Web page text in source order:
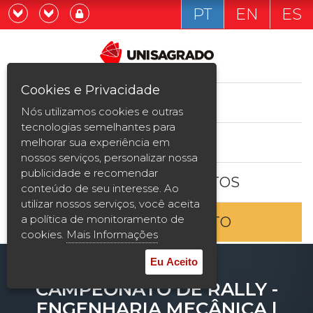
Graduação
Pós-graduação e MBA
Curta Duração
Vestibular
2ª Graduação
Transferência
Reingresso
Já sou estudande
Quero ser estudante
PT EN ES
ESTUDE AQUI
BOLSAS E DESCONTOS
ENTRE EM CONTATO
CAMPEONATO DE RALLY -
Cookies e Privacidade
Nós utilizamos cookies e outras
tecnologias semelhantes para
melhorar sua experiência em
nossos serviços, personalizar nossa
publicidade e recomendar
conteúdo de seu interesse. Ao
utilizar nossos serviços, você aceita
a política de monitoramento de
cookies. Mais Informações
Eu Aceito